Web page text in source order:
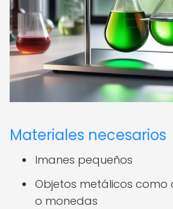
Materiales necesarios
Imanes pequeños
Objetos metálicos como
o monedas